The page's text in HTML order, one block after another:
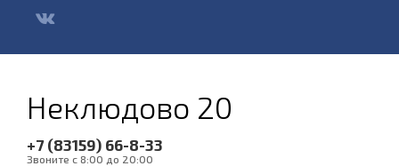
Неклюдово 20
+7 (83159) 66-8-33
Звоните с 8:00 до 20:00